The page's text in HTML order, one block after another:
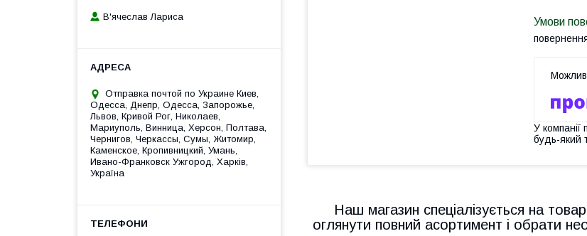
У компанії
будь-який
Наш магазин спеціалізується на
оглянути повний асортимент і обрати
В'ячеслав Лариса
Отправка почтой по Украине Киев,
Одесса, Днепр, Одесса, Запорожье,
Львов, Кривой Рог, Николаев,
Мариуполь, Винница, Херсон, Полтава,
Чернигов, Черкассы, Сумы, Житомир,
Каменское, Кропивницкий, Умань,
Ивано-Франковск Ужгород, Харків,
Україна